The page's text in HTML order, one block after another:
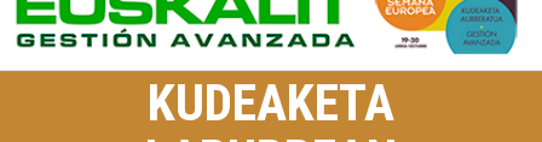
KUDEAKETA